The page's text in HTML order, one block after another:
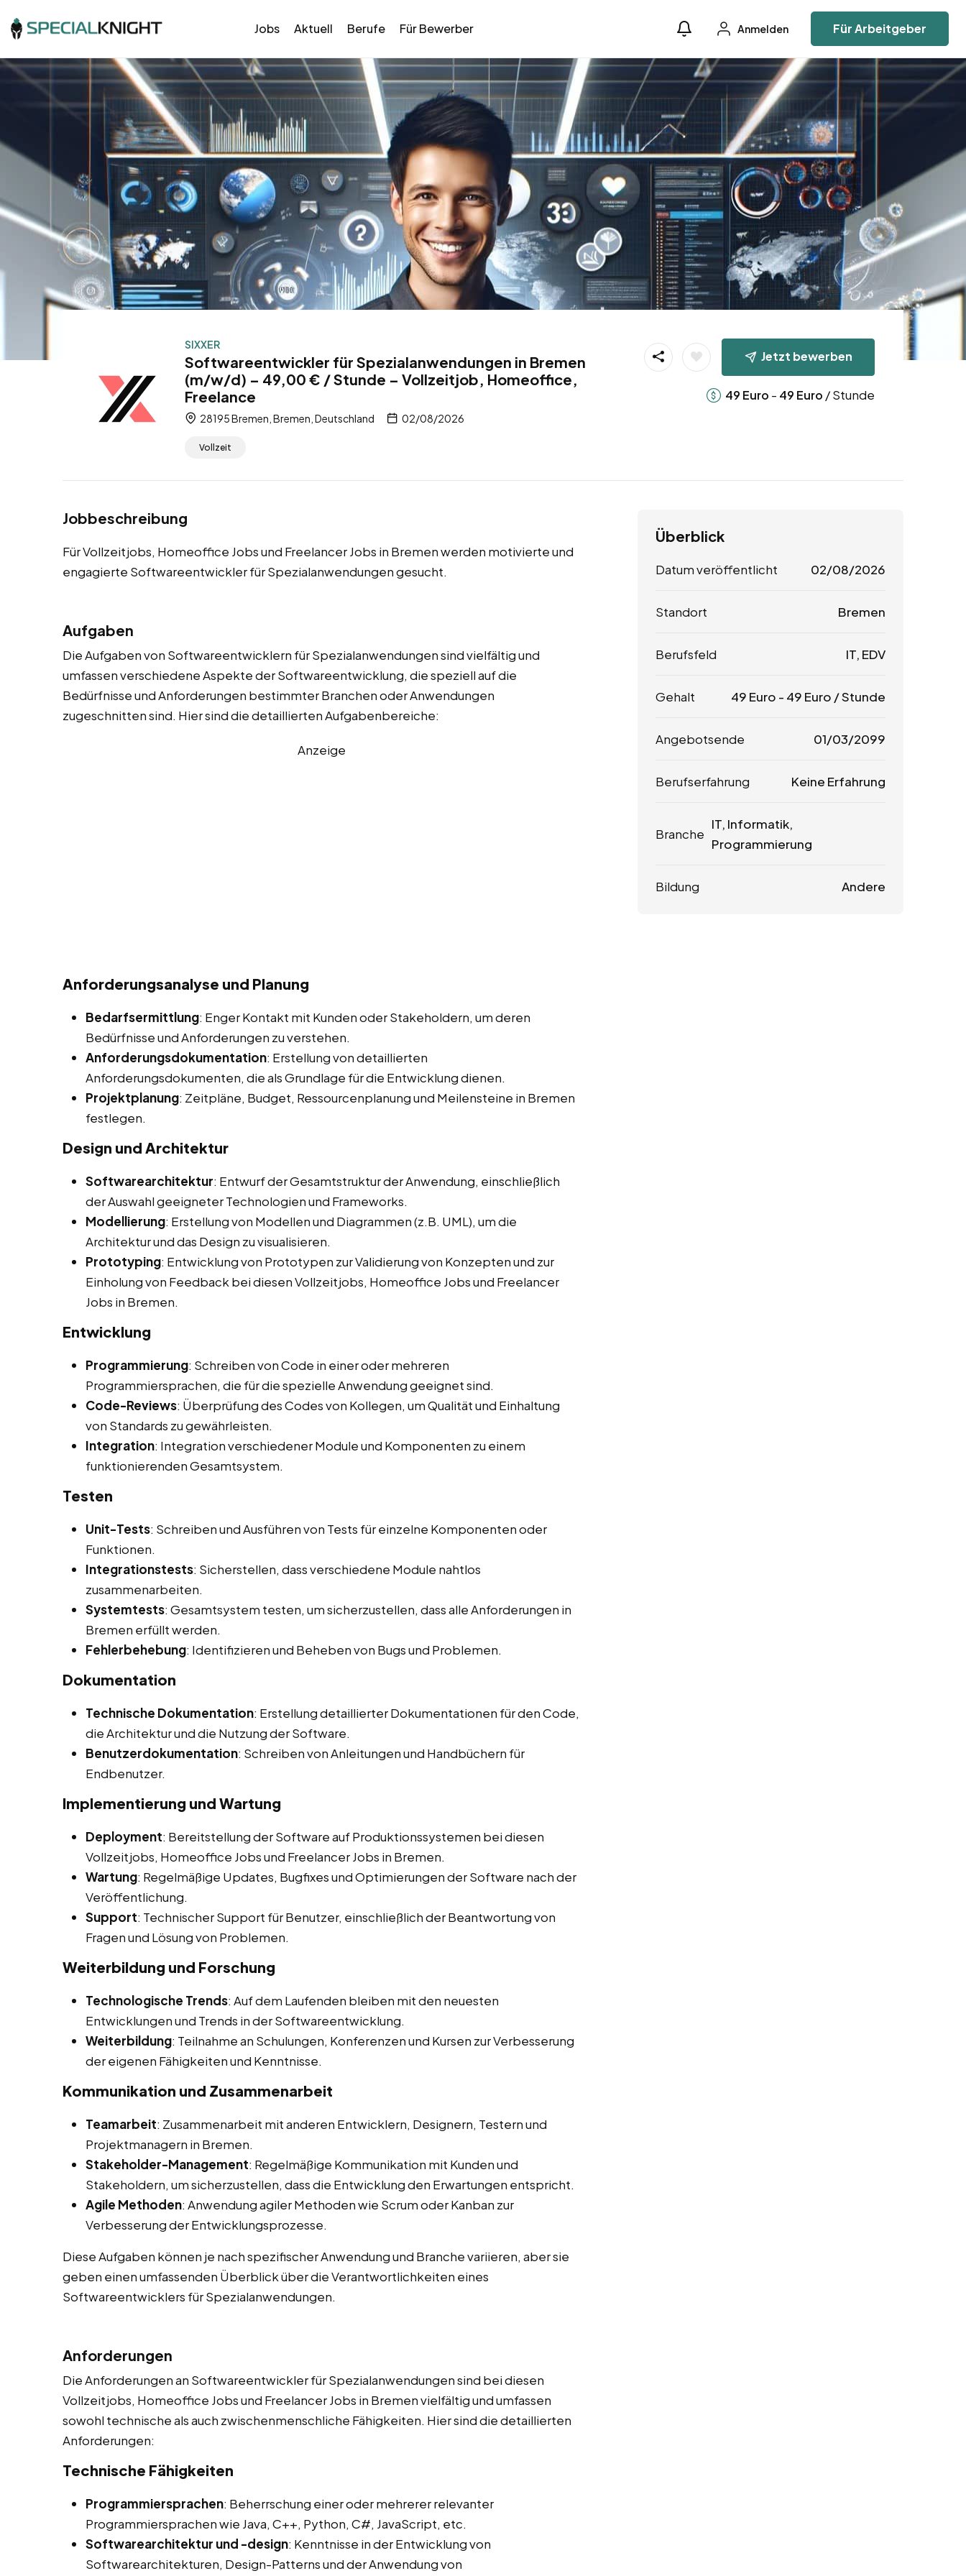
Jobs Aktuell Berufe Für Bewerber Anmelden Für Arbeitgeber
SIXXER
Softwareentwickler für Spezialanwendungen in Bremen
(m/w/d) – 49,00 € / Stunde – Vollzeitjob, Homeoffice,
Freelance
28195 Bremen, Bremen, Deutschland 02/08/2026
Vollzeit
Jetzt bewerben
49 Euro - 49 Euro / Stunde
Jobbeschreibung
Für Vollzeitjobs, Homeoffice Jobs und Freelancer Jobs in Bremen werden motivierte und
engagierte Softwareentwickler für Spezialanwendungen gesucht.
Aufgaben
Die Aufgaben von Softwareentwicklern für Spezialanwendungen sind vielfältig und
umfassen verschiedene Aspekte der Softwareentwicklung, die speziell auf die
Bedürfnisse und Anforderungen bestimmter Branchen oder Anwendungen
zugeschnitten sind. Hier sind die detaillierten Aufgabenbereiche:
Anzeige
Anforderungsanalyse und Planung
Bedarfsermittlung: Enger Kontakt mit Kunden oder Stakeholdern, um deren
Bedürfnisse und Anforderungen zu verstehen.
Anforderungsdokumentation: Erstellung von detaillierten
Anforderungsdokumenten, die als Grundlage für die Entwicklung dienen.
Projektplanung: Zeitpläne, Budget, Ressourcenplanung und Meilensteine in Bremen
festlegen.
Design und Architektur
Softwarearchitektur: Entwurf der Gesamtstruktur der Anwendung, einschließlich
der Auswahl geeigneter Technologien und Frameworks.
Modellierung: Erstellung von Modellen und Diagrammen (z.B. UML), um die
Architektur und das Design zu visualisieren.
Prototyping: Entwicklung von Prototypen zur Validierung von Konzepten und zur
Einholung von Feedback bei diesen Vollzeitjobs, Homeoffice Jobs und Freelancer
Jobs in Bremen.
Entwicklung
Programmierung: Schreiben von Code in einer oder mehreren
Programmiersprachen, die für die spezielle Anwendung geeignet sind.
Code-Reviews: Überprüfung des Codes von Kollegen, um Qualität und Einhaltung
von Standards zu gewährleisten.
Integration: Integration verschiedener Module und Komponenten zu einem
funktionierenden Gesamtsystem.
Testen
Unit-Tests: Schreiben und Ausführen von Tests für einzelne Komponenten oder
Funktionen.
Integrationstests: Sicherstellen, dass verschiedene Module nahtlos
zusammenarbeiten.
Systemtests: Gesamtsystem testen, um sicherzustellen, dass alle Anforderungen in
Bremen erfüllt werden.
Fehlerbehebung: Identifizieren und Beheben von Bugs und Problemen.
Dokumentation
Technische Dokumentation: Erstellung detaillierter Dokumentationen für den Code,
die Architektur und die Nutzung der Software.
Benutzerdokumentation: Schreiben von Anleitungen und Handbüchern für
Endbenutzer.
Implementierung und Wartung
Deployment: Bereitstellung der Software auf Produktionssystemen bei diesen
Vollzeitjobs, Homeoffice Jobs und Freelancer Jobs in Bremen.
Wartung: Regelmäßige Updates, Bugfixes und Optimierungen der Software nach der
Veröffentlichung.
Support: Technischer Support für Benutzer, einschließlich der Beantwortung von
Fragen und Lösung von Problemen.
Weiterbildung und Forschung
Technologische Trends: Auf dem Laufenden bleiben mit den neuesten
Entwicklungen und Trends in der Softwareentwicklung.
Weiterbildung: Teilnahme an Schulungen, Konferenzen und Kursen zur Verbesserung
der eigenen Fähigkeiten und Kenntnisse.
Kommunikation und Zusammenarbeit
Teamarbeit: Zusammenarbeit mit anderen Entwicklern, Designern, Testern und
Projektmanagern in Bremen.
Stakeholder-Management: Regelmäßige Kommunikation mit Kunden und
Stakeholdern, um sicherzustellen, dass die Entwicklung den Erwartungen entspricht.
Agile Methoden: Anwendung agiler Methoden wie Scrum oder Kanban zur
Verbesserung der Entwicklungsprozesse.
Diese Aufgaben können je nach spezifischer Anwendung und Branche variieren, aber sie
geben einen umfassenden Überblick über die Verantwortlichkeiten eines
Softwareentwicklers für Spezialanwendungen.
Anforderungen
Die Anforderungen an Softwareentwickler für Spezialanwendungen sind bei diesen
Vollzeitjobs, Homeoffice Jobs und Freelancer Jobs in Bremen vielfältig und umfassen
sowohl technische als auch zwischenmenschliche Fähigkeiten. Hier sind die detaillierten
Anforderungen:
Technische Fähigkeiten
Programmiersprachen: Beherrschung einer oder mehrerer relevanter
Programmiersprachen wie Java, C++, Python, C#, JavaScript, etc.
Softwarearchitektur und -design: Kenntnisse in der Entwicklung von
Softwarearchitekturen, Design-Patterns und der Anwendung von
Überblick
Datum veröffentlicht 02/08/2026
Standort Bremen
Berufsfeld IT, EDV
Gehalt 49 Euro - 49 Euro / Stunde
Angebotsende 01/03/2099
Berufserfahrung Keine Erfahrung
Branche
IT, Informatik,
Programmierung
Bildung Andere